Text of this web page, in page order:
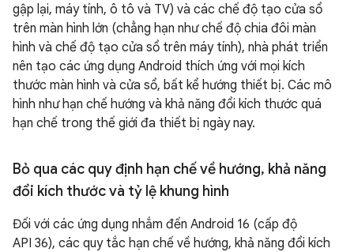
gập lại, máy tính, ô tô và TV) và các chế độ tạo cửa sổ
trên màn hình lớn (chẳng hạn như chế độ chia đôi màn
hình và chế độ tạo cửa sổ trên máy tính), nhà phát triển
nên tạo các ứng dụng Android thích ứng với mọi kích
thước màn hình và cửa sổ, bất kể hướng thiết bị. Các mô
hình như hạn chế hướng và khả năng đổi kích thước quá
hạn chế trong thế giới đa thiết bị ngày nay.
Bỏ qua các quy định hạn chế về hướng, khả năng
đổi kích thước và tỷ lệ khung hình
Đối với các ứng dụng nhắm đến Android 16 (cấp độ
API 36), các quy tắc hạn chế về hướng, khả năng đổi kích